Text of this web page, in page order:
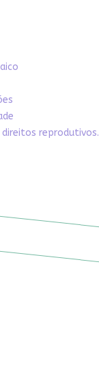
reprodutivos.